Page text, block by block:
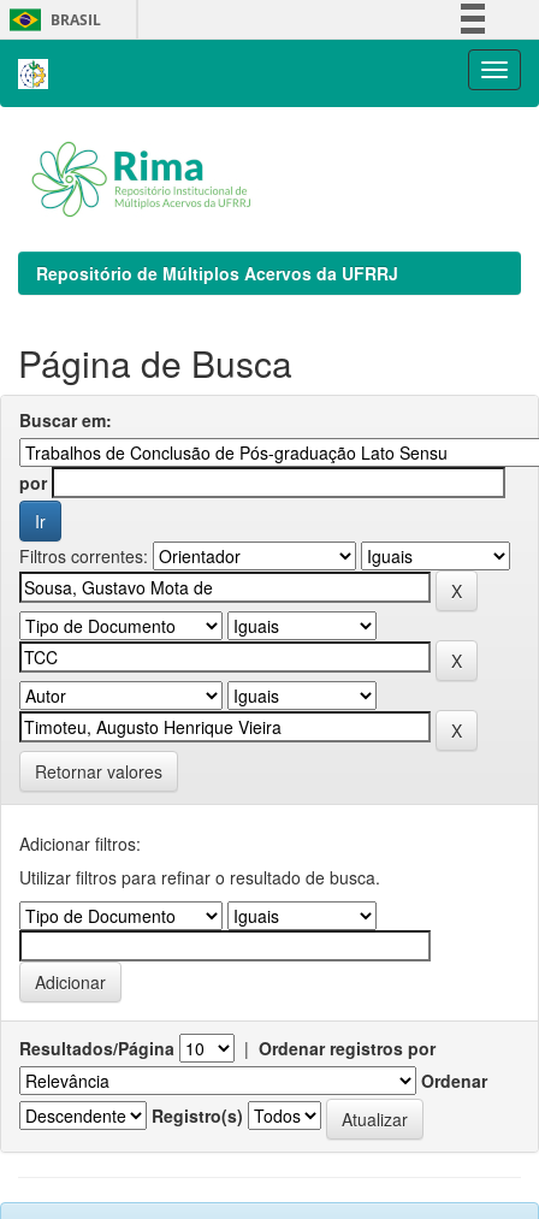
Skip
navigation
BRASIL
Repositório de Múltiplos Acervos da UFRRJ
Página de Busca
Buscar em:
por
Filtros correntes:
Retornar valores
Adicionar filtros:
Utilizar filtros para refinar o resultado de busca.
Resultados/Página | Ordenar registros por
Ordenar
Registro(s)